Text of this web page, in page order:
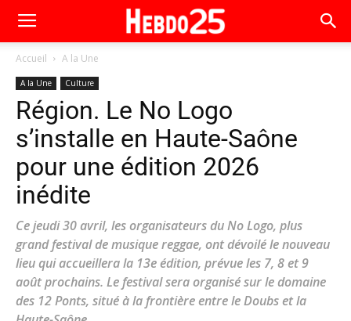
Accueil A la Une
A la Une Culture
Région. Le No Logo
s’installe en Haute-Saône
pour une édition 2026
inédite
Ce jeudi 30 avril, les organisateurs du No Logo, plus
grand festival de musique reggae, ont dévoilé le nouveau
lieu qui accueillera la 13e édition, prévue les 7, 8 et 9
août prochains. Le festival sera organisé sur le domaine
des 12 Ponts, situé à la frontière entre le Doubs et la